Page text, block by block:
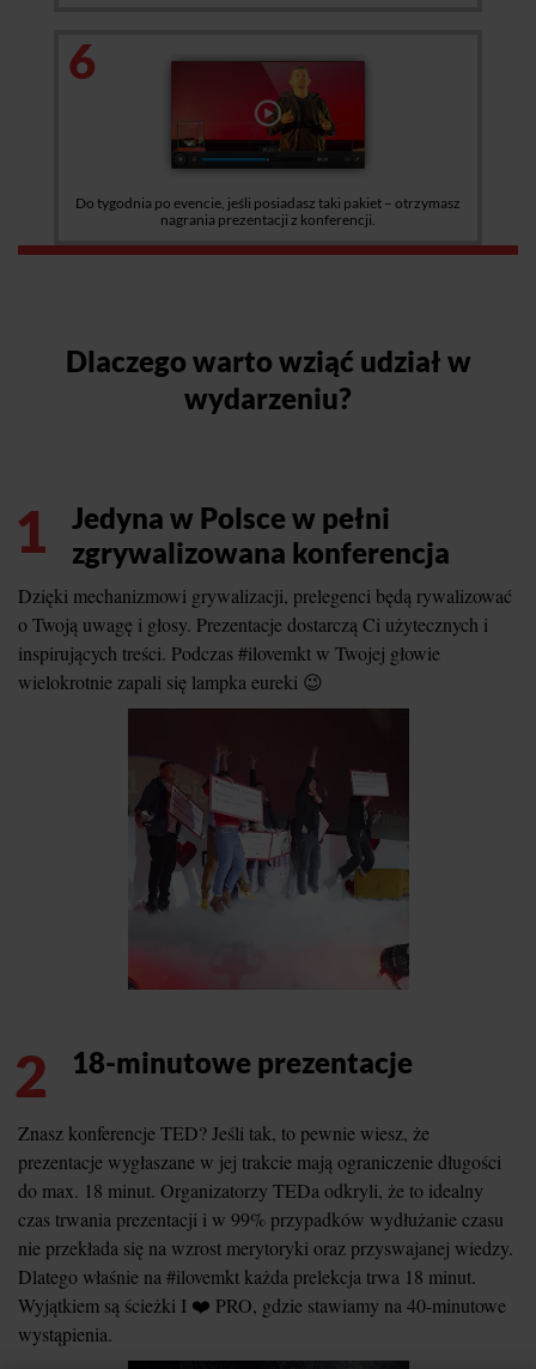
6
Do tygodnia po evencie, jeśli posiadasz taki pakiet – otrzymasz
nagrania prezentacji z konferencji.
Dlaczego warto wziąć udział w
wydarzeniu?
1
Jedyna w Polsce w pełni
zgrywalizowana konferencja
Dzięki mechanizmowi grywalizacji, prelegenci będą rywalizować
o Twoją uwagę i głosy. Prezentacje dostarczą Ci użytecznych i
inspirujących treści. Podczas #ilovemkt w Twojej głowie
wielokrotnie zapali się lampka eureki 😉
2 18-minutowe prezentacje
Znasz konferencje TED? Jeśli tak, to pewnie wiesz, że
prezentacje wygłaszane w jej trakcie mają ograniczenie długości
do max. 18 minut. Organizatorzy TEDa odkryli, że to idealny
czas trwania prezentacji i w 99% przypadków wydłużanie czasu
nie przekłada się na wzrost merytoryki oraz przyswajanej wiedzy.
Dlatego właśnie na #ilovemkt każda prelekcja trwa 18 minut.
Wyjątkiem są ścieżki I ❤️ PRO, gdzie stawiamy na 40-minutowe
wystąpienia.